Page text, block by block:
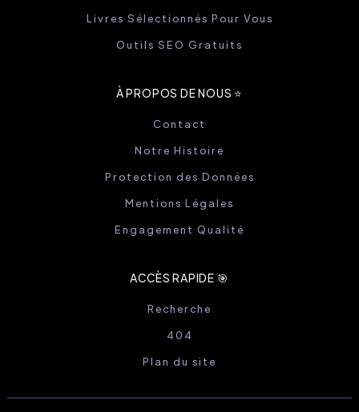
Livres Sélectionnés Pour Vous
Outils SEO Gratuits
À PROPOS DE NOUS ⭐️
Contact
Notre Histoire
Protection des Données
Mentions Légales
Engagement Qualité
ACCÈS RAPIDE 🎯
Recherche
404
Plan du site